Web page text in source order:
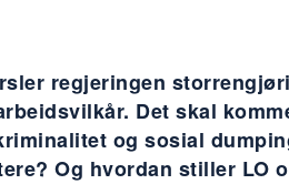
regjeringen
Det skal
og sosial
Og hvordan stiller LO